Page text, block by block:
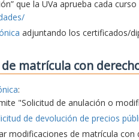
que la UVa aprueba cada
adjuntando los certificados/
matrícula con
:
"Solicitud de anulación o
de devolución de precios
modificaciones de matrícula con